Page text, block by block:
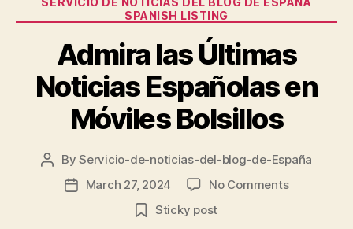
buenas”
SPANISH LISTING
Admira las Últimas
Noticias Españolas en
Móviles Bolsillos
Post
author
ByServicio-de-noticias-del-blog-de-España
PostMarch 27, 2024 No Commentson
Sticky post